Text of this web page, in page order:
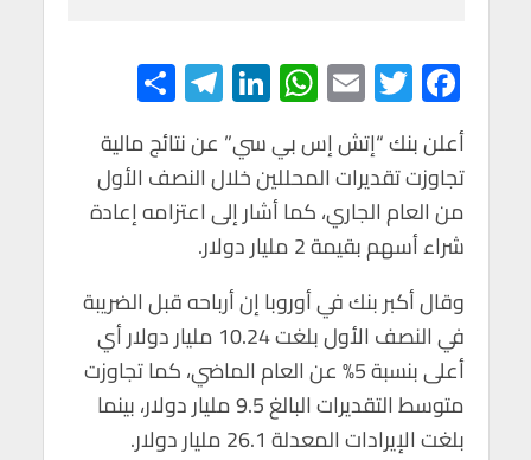
F
ac
e
b
o
o
k
T
wi
tt
er
E
m
ail
W
h
at
s
A
p
p
Li
n
ke
dI
n
Te
le
gr
a
m
h
ar
e
أعلن بنك “إتش إس بي سي” عن نتائج مالية
تجاوزت تقديرات المحللين خلال النصف الأول
من العام الجاري، كما أشار إلى اعتزامه إعادة
شراء أسهم بقيمة 2 مليار دولار.
وقال أكبر بنك في أوروبا إن أرباحه قبل الضريبة
في النصف الأول بلغت 10.24 مليار دولار أي
أعلى بنسبة 5% عن العام الماضي، كما تجاوزت
متوسط ​​التقديرات البالغ 9.5 مليار دولار، بينما
بلغت الإيرادات المعدلة 26.1 مليار دولار.